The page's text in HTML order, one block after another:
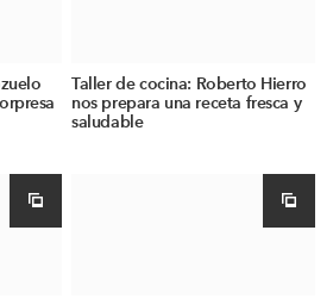
Taller de cocina: Roberto Hierro
nos prepara una receta fresca y
saludable